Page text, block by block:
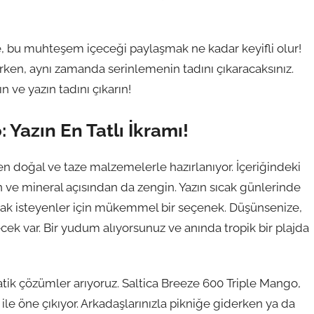
bu muhteşem içeceği paylaşmak ne kadar keyifli olur!
aynı zamanda serinlemenin tadını çıkaracaksınız.
yazın tadını çıkarın!
En Tatlı İkramı!
doğal ve taze malzemelerle hazırlanıyor. İçeriğindeki
mineral açısından da zengin. Yazın sıcak günlerinde
isteyenler için mükemmel bir seçenek. Düşünsenize,
var. Bir yudum alıyorsunuz ve anında tropik bir plajda
çözümler arıyoruz. Saltica Breeze 600 Triple Mango,
öne çıkıyor. Arkadaşlarınızla pikniğe giderken ya da